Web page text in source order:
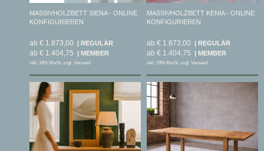
MASSIVHOLZBETT SIENA - ONLINE
KONFIGURIEREN
ab € 1.873,00
ab € 1.404,75
inkl. 19% MwSt. zzgl. Versand
MASSIVHOLZBETT KENIA - ONLINE
KONFIGURIEREN
ab € 1.873,00
ab € 1.404,75
inkl. 19% MwSt. zzgl. Versand